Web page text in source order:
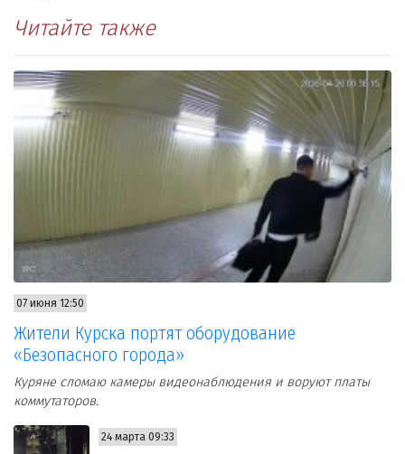
Читайте также
07 июня 12:50
Жители Курска портят оборудование
«Безопасного города»
Куряне сломаю камеры видеонаблюдения и воруют платы
коммутаторов.
24 марта 09:33